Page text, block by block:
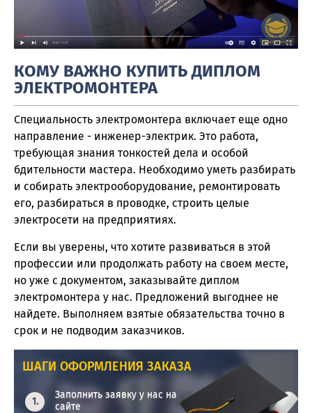
КОМУ ВАЖНО КУПИТЬ ДИПЛОМ
ЭЛЕКТРОМОНТЕРА
Специальность электромонтера включает еще одно
направление - инженер-электрик. Это работа,
требующая знания тонкостей дела и особой
бдительности мастера. Необходимо уметь разбирать
и собирать электрооборудование, ремонтировать
его, разбираться в проводке, строить целые
электросети на предприятиях.
Если вы уверены, что хотите развиваться в этой
профессии или продолжать работу на своем месте,
но уже с документом, заказывайте диплом
электромонтера у нас. Предложений выгоднее не
найдете. Выполняем взятые обязательства точно в
срок и не подводим заказчиков.
ШАГИ ОФОРМЛЕНИЯ ЗАКАЗА
Заполнить заявку у нас на
сайте